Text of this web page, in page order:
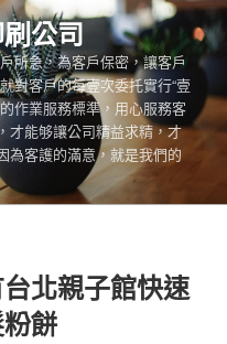
公司
所急，為客戶保密，讓客戶
對客戶的每壹次委托實行“壹
作業服務標準，用心服務客
才能够讓公司精益求精，才
為客護的滿意，就是我們的
北親子館快速
餅